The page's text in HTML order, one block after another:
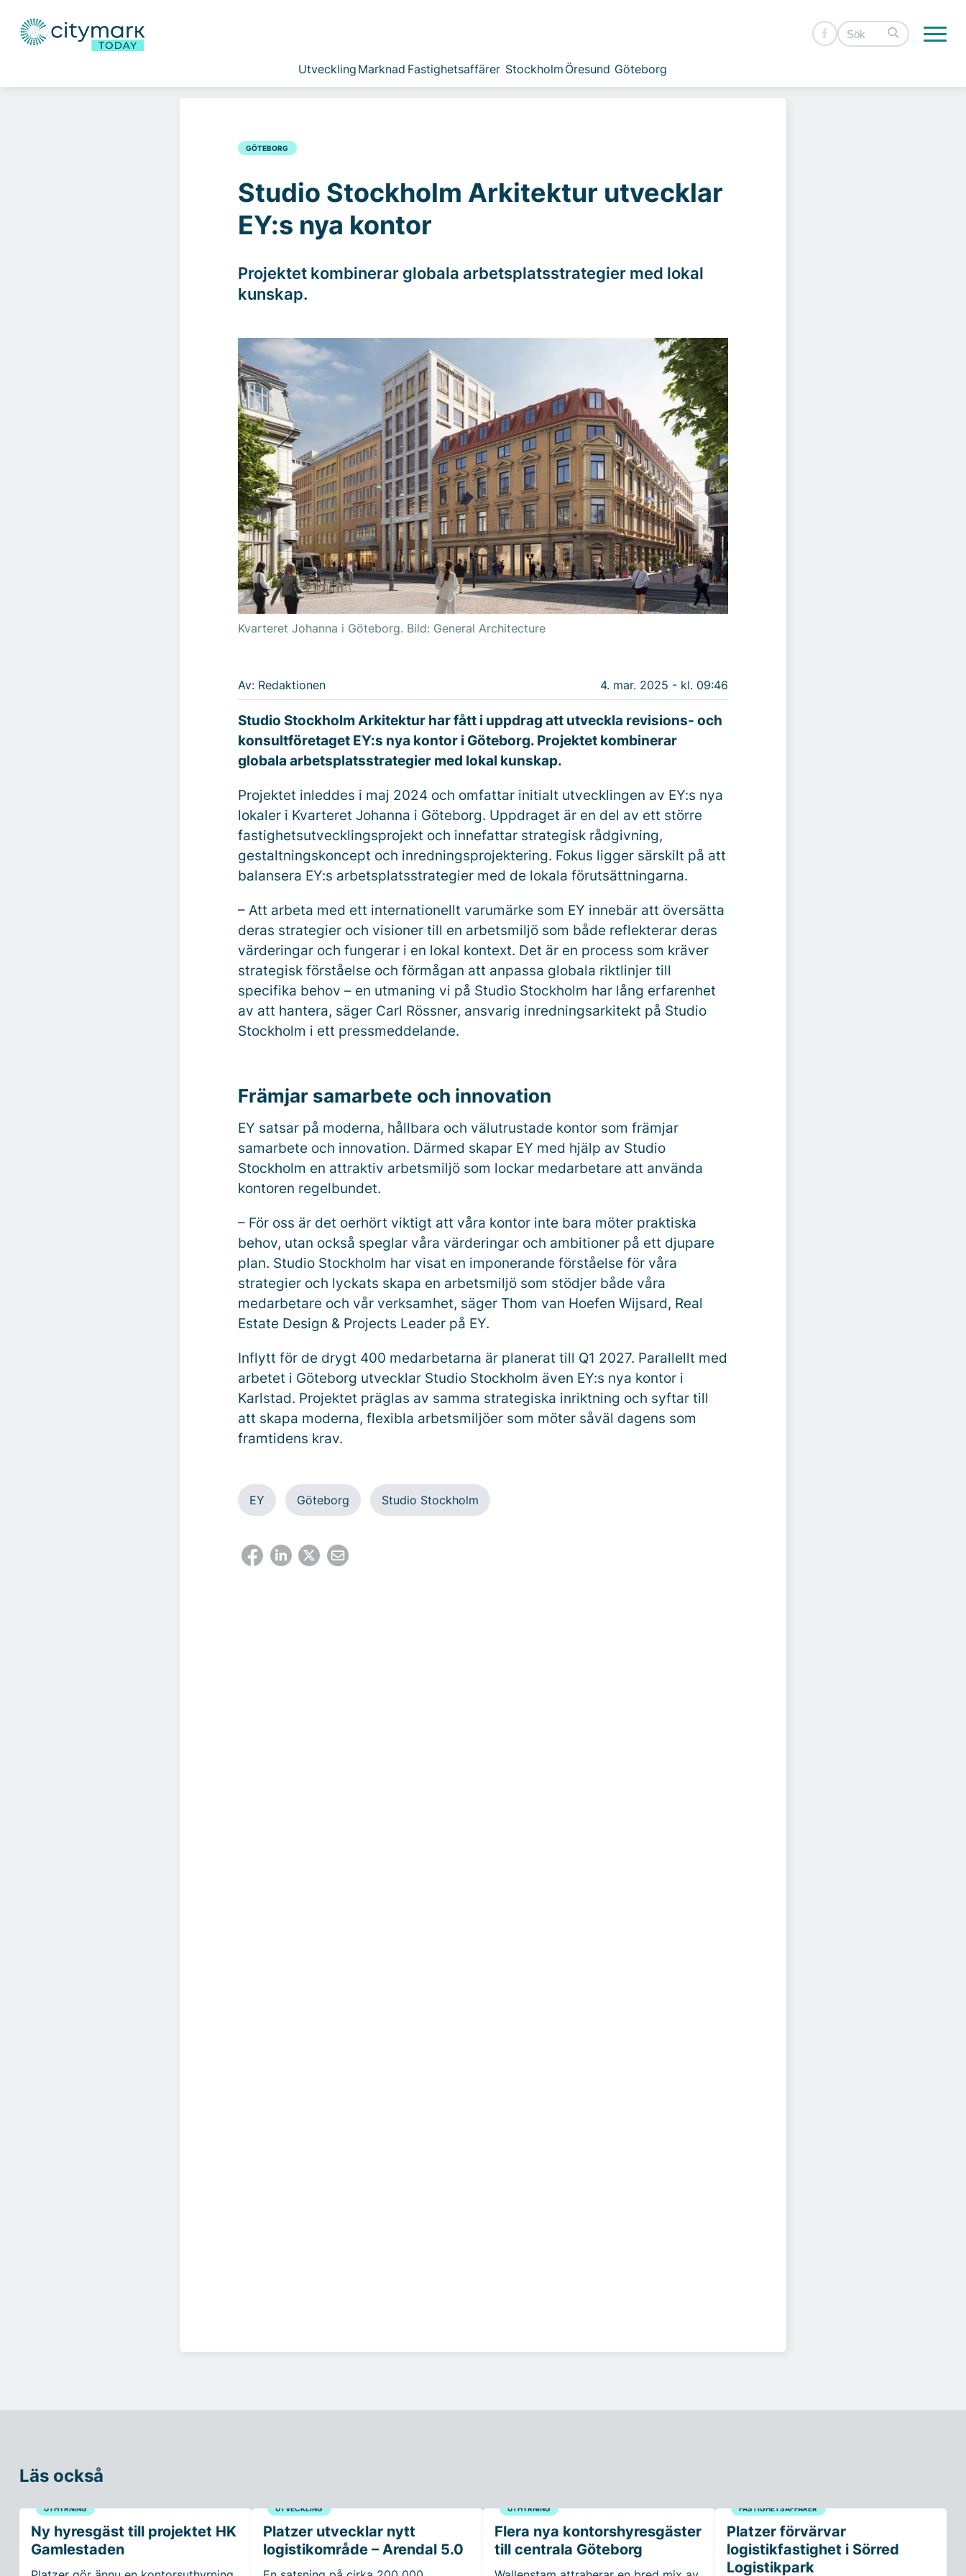
Utveckling Marknad Fastighetsaffärer Stockholm Öresund Göteborg
GÖTEBORG
Studio Stockholm Arkitektur utvecklar
EY:s nya kontor
Projektet kombinerar globala arbetsplatsstrategier med lokal
kunskap.
Kvarteret Johanna i Göteborg. Bild: General Architecture
Av: Redaktionen 4. mar. 2025 - kl. 09:46
Studio Stockholm Arkitektur har fått i uppdrag att utveckla revisions- och
konsultföretaget EY:s nya kontor i Göteborg. Projektet kombinerar
globala arbetsplatsstrategier med lokal kunskap.
Projektet inleddes i maj 2024 och omfattar initialt utvecklingen av EY:s nya
lokaler i Kvarteret Johanna i Göteborg. Uppdraget är en del av ett större
fastighetsutvecklingsprojekt och innefattar strategisk rådgivning,
gestaltningskoncept och inredningsprojektering. Fokus ligger särskilt på att
balansera EY:s arbetsplatsstrategier med de lokala förutsättningarna.
– Att arbeta med ett internationellt varumärke som EY innebär att översätta
deras strategier och visioner till en arbetsmiljö som både reflekterar deras
värderingar och fungerar i en lokal kontext. Det är en process som kräver
strategisk förståelse och förmågan att anpassa globala riktlinjer till
specifika behov – en utmaning vi på Studio Stockholm har lång erfarenhet
av att hantera, säger Carl Rössner, ansvarig inredningsarkitekt på Studio
Stockholm i ett pressmeddelande.
Främjar samarbete och innovation
EY satsar på moderna, hållbara och välutrustade kontor som främjar
samarbete och innovation. Därmed skapar EY med hjälp av Studio
Stockholm en attraktiv arbetsmiljö som lockar medarbetare att använda
kontoren regelbundet.
– För oss är det oerhört viktigt att våra kontor inte bara möter praktiska
behov, utan också speglar våra värderingar och ambitioner på ett djupare
plan. Studio Stockholm har visat en imponerande förståelse för våra
strategier och lyckats skapa en arbetsmiljö som stödjer både våra
medarbetare och vår verksamhet, säger Thom van Hoefen Wijsard, Real
Estate Design & Projects Leader på EY.
Inflytt för de drygt 400 medarbetarna är planerat till Q1 2027. Parallellt med
arbetet i Göteborg utvecklar Studio Stockholm även EY:s nya kontor i
Karlstad. Projektet präglas av samma strategiska inriktning och syftar till
att skapa moderna, flexibla arbetsmiljöer som möter såväl dagens som
framtidens krav.
EY Göteborg Studio Stockholm
Läs också
UTHYRNING
Ny hyresgäst till projektet HK
Gamlestaden
UTVECKLING
Platzer utvecklar nytt
logistikområde – Arendal 5.0
UTHYRNING
Flera nya kontorshyresgäster
till centrala Göteborg
FASTIGHETSAFFÄRER
Platzer förvärvar
logistikfastighet i Sörred
Logistikpark